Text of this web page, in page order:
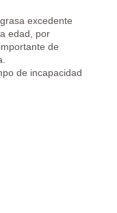
excedente
edad, por
de
de incapacidad